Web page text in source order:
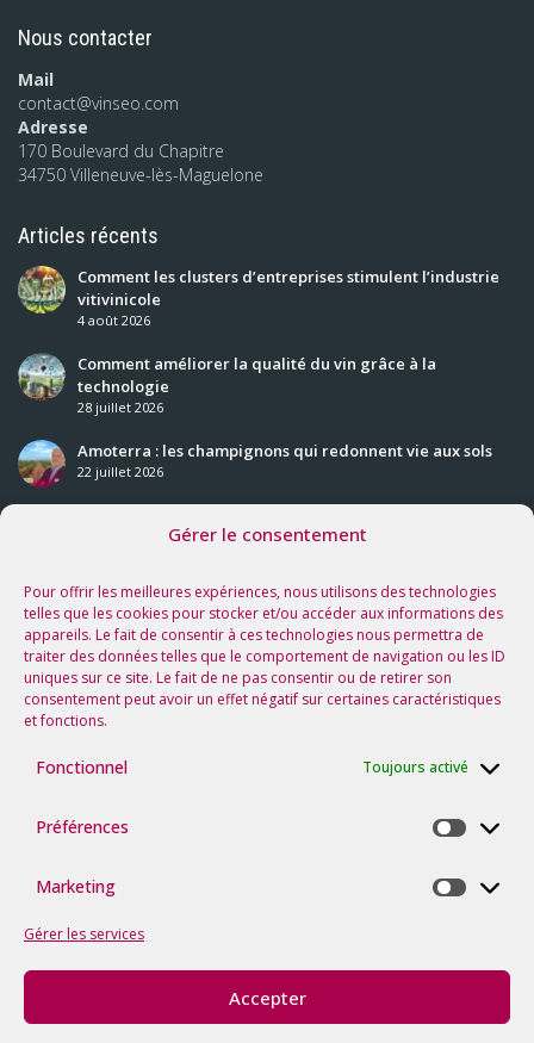
Gérer le consentement
Pour offrir les meilleures expériences, nous utilisons des technologies
telles que les cookies pour stocker et/ou accéder aux informations des
appareils. Le fait de consentir à ces technologies nous permettra de
traiter des données telles que le comportement de navigation ou les ID
uniques sur ce site. Le fait de ne pas consentir ou de retirer son
consentement peut avoir un effet négatif sur certaines caractéristiques
et fonctions.
Fonctionnel Toujours activé
Préférences
Marketing
Gérer les services
Accepter
Nous contacter
Mail
contact@vinseo.com
Adresse
170 Boulevard du Chapitre
34750 Villeneuve-lès-Maguelone
Articles récents
Comment les clusters d’entreprises stimulent l’industrie
vitivinicole
4 août 2026
Comment améliorer la qualité du vin grâce à la
technologie
28 juillet 2026
Amoterra : les champignons qui redonnent vie aux sols
22 juillet 2026
Nos prochaines rencontres
Voir tous les événements
Suivez-nous sur les réseaux !
tous